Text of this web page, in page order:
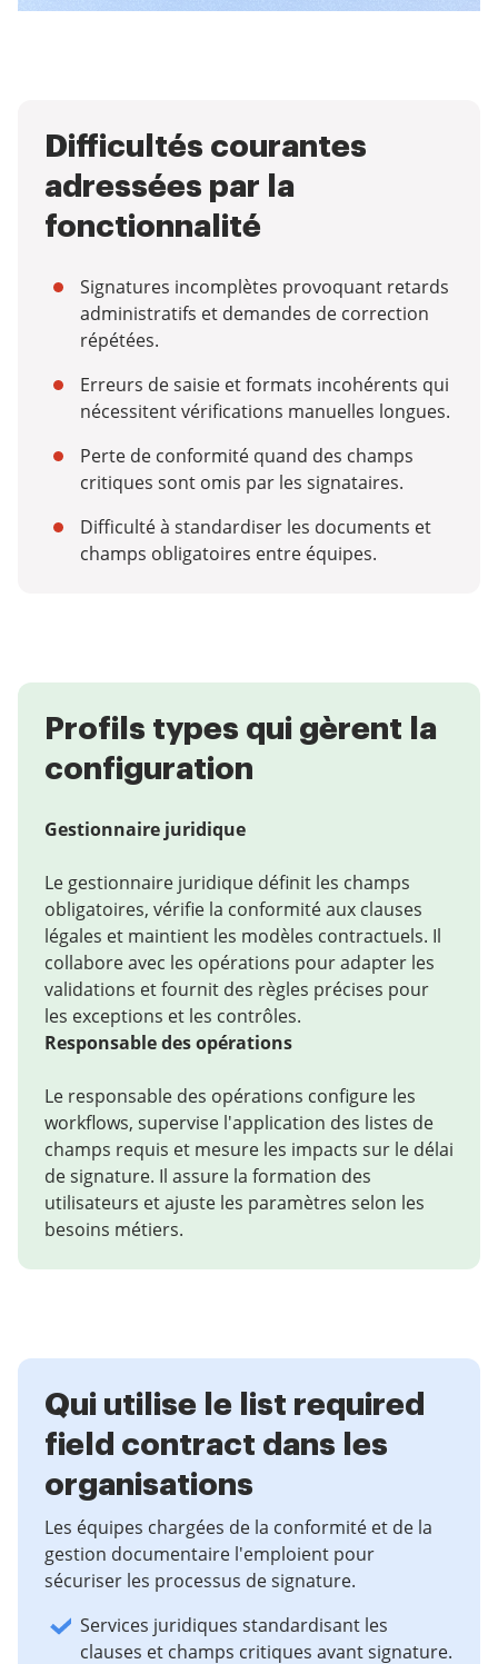
Difficultés courantes
adressées par la
fonctionnalité
Signatures incomplètes provoquant retards
administratifs et demandes de correction
répétées.
Erreurs de saisie et formats incohérents qui
nécessitent vérifications manuelles longues.
Perte de conformité quand des champs
critiques sont omis par les signataires.
Difficulté à standardiser les documents et
champs obligatoires entre équipes.
Profils types qui gèrent la
configuration
Gestionnaire juridique
Le gestionnaire juridique définit les champs
obligatoires, vérifie la conformité aux clauses
légales et maintient les modèles contractuels. Il
collabore avec les opérations pour adapter les
validations et fournit des règles précises pour
les exceptions et les contrôles.
Responsable des opérations
Le responsable des opérations configure les
workflows, supervise l'application des listes de
champs requis et mesure les impacts sur le délai
de signature. Il assure la formation des
utilisateurs et ajuste les paramètres selon les
besoins métiers.
Qui utilise le list required
field contract dans les
organisations
Les équipes chargées de la conformité et de la
gestion documentaire l'emploient pour
sécuriser les processus de signature.
Services juridiques standardisant les
clauses et champs critiques avant signature.